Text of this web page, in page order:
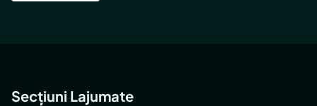
Secțiuni Lajumate